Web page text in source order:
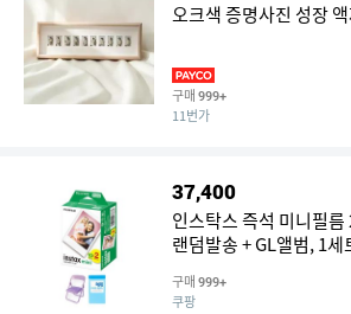
오크색 증명사진 성장
구매 999+
11번가
37,400
인스탁스 즉석 미니필
랜덤발송 + GL앨범, 1세
구매 999+
쿠팡